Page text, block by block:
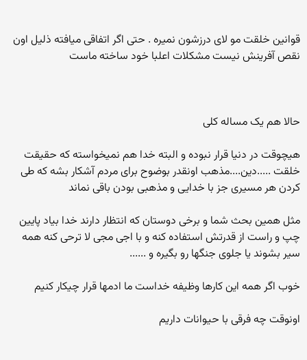
قوانین خلقت مو لای درزشون نمیره . حتی اگر اتفاقی میافته ذلیل اون
نقص آفرینش نیست مشکلات اعلبا خود ساخته ماست
حالا هم یک مساله کلی
هیچوقت در دنیا قرار نبوده و البته خدا هم نمیخواسته که حقیقت
خلقت .....دین....مذهب اونقدر بوضوح برای مردم آشکار بشه که طی
کردن هر مسیری جز با خدایی و مذهبی بودن باقی نماند
مثل همین بحث شما و برخی دوستان که انتظار دارند خدا بیاد پایین
چپ و راست از قدرتش استفاده کنه و با اجی مجی لا ترحی کنه همه
سیر بشوند یا جلوی جنگها رو بگیره و ......
خوب اگر همه این کارها وظیفه خداست ما ادمها قرار چیکار کنیم
اونوقت چه فرقی با حیوانات داریم